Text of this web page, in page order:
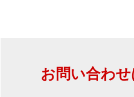
お問い合わ